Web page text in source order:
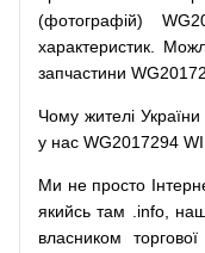
(фотографій)
характеристик.
запчастини
Чому жителі України
у нас WG2017294
Ми не просто
якийсь там .info,
власником
торгової